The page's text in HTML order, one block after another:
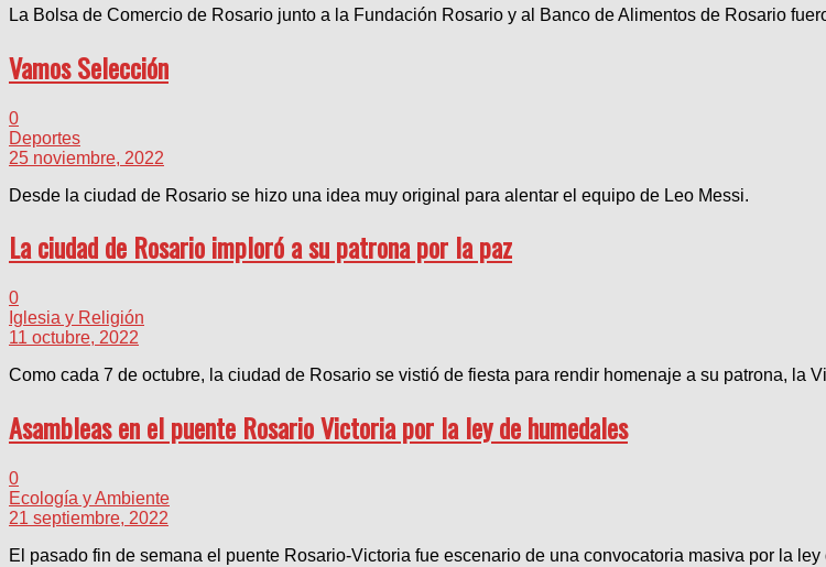
La Bolsa de Comercio de Rosario junto a la Fundación Rosario y al Banco de Alimentos de Rosario
Vamos Selección
0
Deportes
25 noviembre, 2022
Desde la ciudad de Rosario se hizo una idea muy original para alentar el equipo de Leo Messi.
La ciudad de Rosario imploró a su patrona por la paz
0
Iglesia y Religión
11 octubre, 2022
Como cada 7 de octubre, la ciudad de Rosario se vistió de fiesta para rendir homenaje a su patrona, la
Asambleas en el puente Rosario Victoria por la ley de humedales
0
Ecología y Ambiente
21 septiembre, 2022
El pasado fin de semana el puente Rosario-Victoria fue escenario de una convocatoria masiva por la